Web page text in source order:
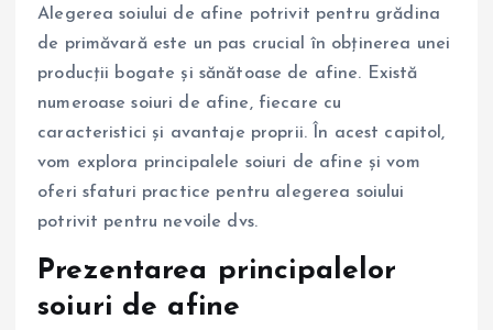
Alegerea soiului de afine potrivit pentru grădina
de primăvară este un pas crucial în obținerea unei
producții bogate și sănătoase de afine. Există
numeroase soiuri de afine, fiecare cu
caracteristici și avantaje proprii. În acest capitol,
vom explora principalele soiuri de afine și vom
oferi sfaturi practice pentru alegerea soiului
potrivit pentru nevoile dvs.
Prezentarea principalelor
soiuri de afine